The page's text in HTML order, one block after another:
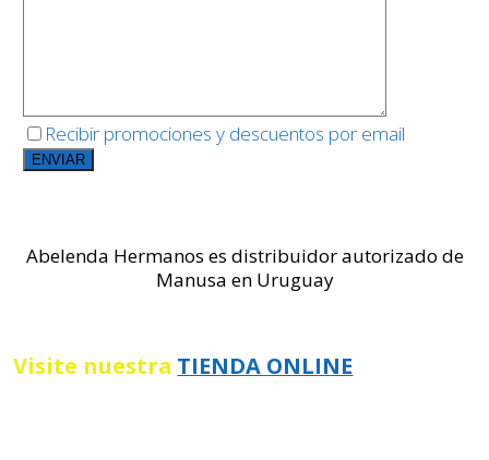
Recibir promociones y descuentos por email
Abelenda Hermanos es distribuidor autorizado de
Manusa en Uruguay
Visite nuestra TIENDA ONLINE